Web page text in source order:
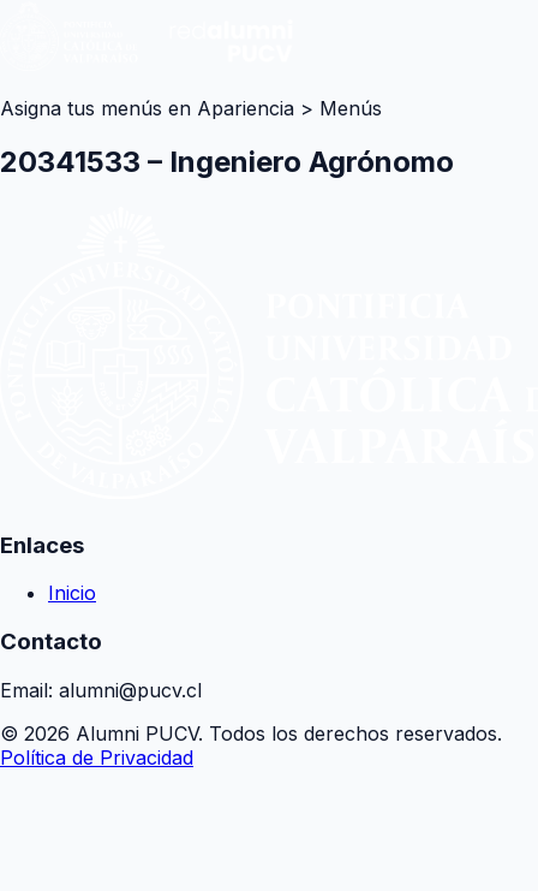
Asigna tus menús en Apariencia > Menús
20341533 – Ingeniero Agrónomo
Enlaces
Inicio
Contacto
Email: alumni@pucv.cl
© 2026 Alumni PUCV. Todos los derechos reservados.
Política de Privacidad